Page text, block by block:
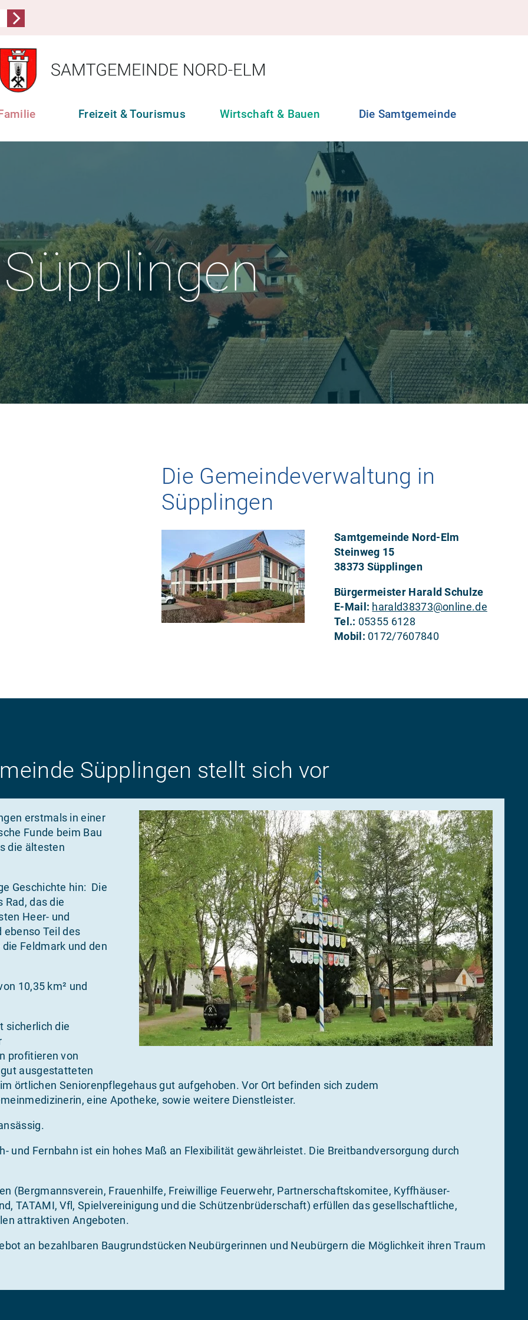
Freizeit & Tourismus Wirtschaft & Bauen Die Samtgemeinde
Süpplingen
Die Gemeindeverwaltung in
Süpplingen
Samtgemeinde Nord-Elm
Steinweg 15
38373 Süpplingen
Bürgermeister Harald Schulze
E-Mail: harald38373@online.de
Tel.: 05355 6128
Mobil: 0172/7607840
Süpplingen stellt sich vor
erstmals in einer
Funde beim Bau
die ältesten
Geschichte hin: Die
das die
Heer- und
Teil des
Feldmark und den
10,35 km² und
sicherlich die
profitieren von
ausgestatteten
örtlichen Seniorenpflegehaus gut aufgehoben. Vor Ort befinden sich zudem
eine Apotheke, sowie weitere Dienstleister.
und Fernbahn ist ein hohes Maß an Flexibilität gewährleistet. Die Breitbandversorgung durch
(Bergmannsverein, Frauenhilfe, Freiwillige Feuerwehr, Partnerschaftskomitee, Kyffhäuser-
TATAMI, Vfl, Spielvereinigung und die Schützenbrüderschaft) erfüllen das gesellschaftliche,
attraktiven Angeboten.
an bezahlbaren Baugrundstücken Neubürgerinnen und Neubürgern die Möglichkeit ihren Traum